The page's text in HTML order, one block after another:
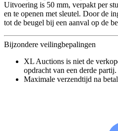
Uitvoering is 50 mm, verpakt per
en te openen met sleutel. Door de
tot de beugel bij een aanval op de
Bijzondere veilingbepalingen
XL Auctions is niet de
opdracht van een derde partij.
Maximale verzendtijd na